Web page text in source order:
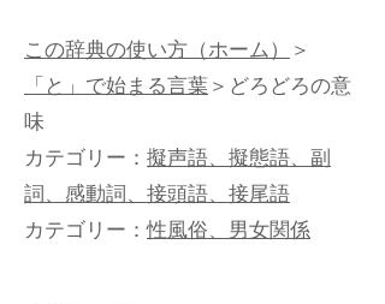
この辞典の使い方（ホーム）＞
「と」で始まる言葉＞どろどろの意
味
カテゴリー： 擬声語、擬態語、副
詞、感動詞、接頭語、接尾語
カテゴリー：性風俗、男女関係